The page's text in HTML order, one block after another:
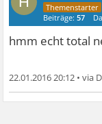
Beiträge:57
hmm echt total
22.01.2016 20:12 •